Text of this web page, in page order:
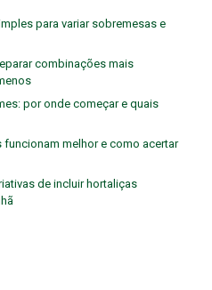
para variar sobremesas e
combinações mais
por onde começar e quais
funcionam melhor e como acertar
de incluir hortaliças